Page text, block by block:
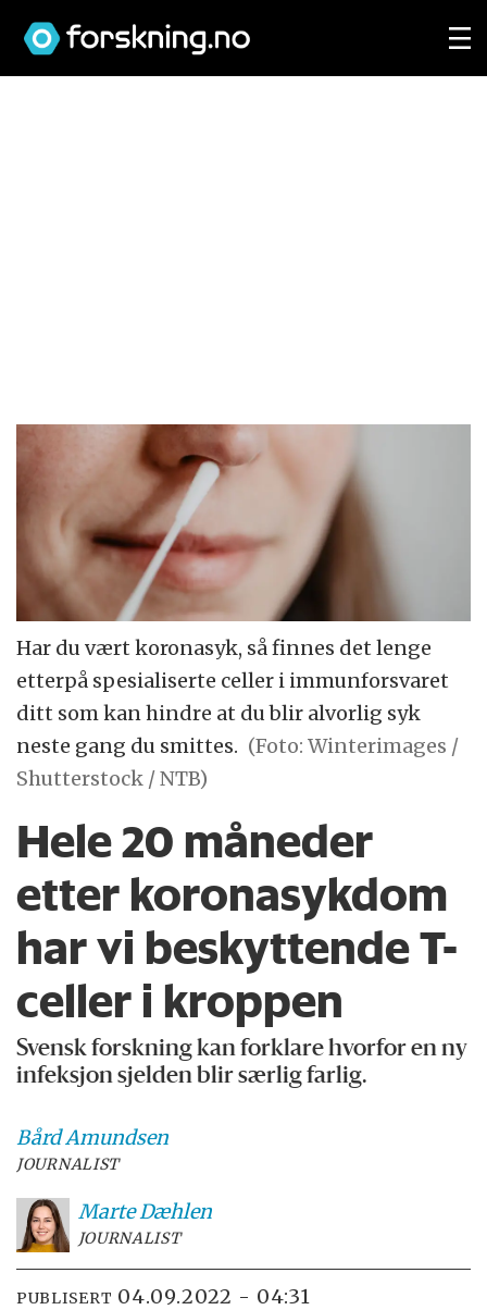
Har du vært koronasyk, så finnes det lenge
etterpå spesialiserte celler i immunforsvaret
ditt som kan hindre at du blir alvorlig syk
neste gang du smittes. (Foto: Winterimages /
Shutterstock / NTB)
Hele 20 måneder
etter korona­sykdom
har vi beskyttende T-
celler i kroppen
Svensk forskning kan forklare hvorfor en ny
infeksjon sjelden blir særlig farlig.
BårdAmundsen
JOURNALIST
MarteDæhlen
JOURNALIST
PUBLISERT 04.09.2022 - 04:31